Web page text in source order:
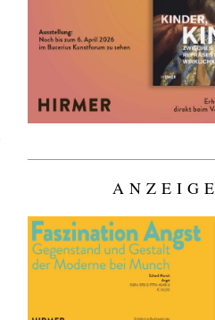
ANZEIGE